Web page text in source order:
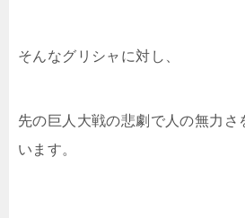
そんなグリシャに対し、
先の巨人大戦の悲劇で人の無力さ
います。